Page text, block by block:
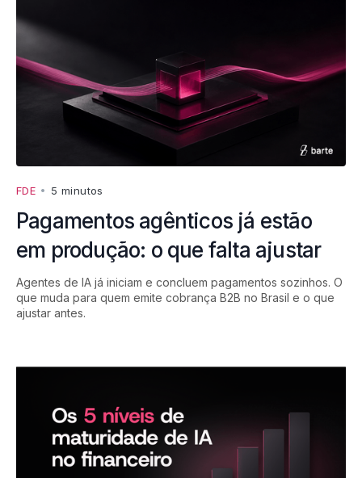
FDE • 5 minutos
Pagamentos agênticos já estão
em produção: o que falta ajustar
Agentes de IA já iniciam e concluem pagamentos sozinhos. O
que muda para quem emite cobrança B2B no Brasil e o que
ajustar antes.